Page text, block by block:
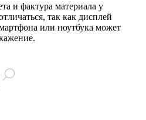
и фактура материала у
так как дисплей
или ноутбука может